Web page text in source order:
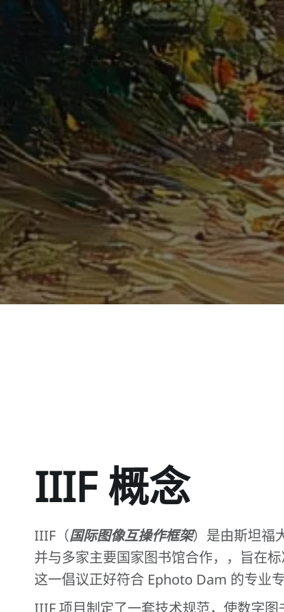
IIIF 概念
IIIF（国际图像互操作框架）是由斯坦福
并与多家主要国家图书馆合作，，旨在标
这一倡议正好符合 Ephoto Dam 的专业专
IIIF 项目制定了一套技术规范，使数字图